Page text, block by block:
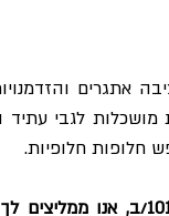
חלופות חלופיות.